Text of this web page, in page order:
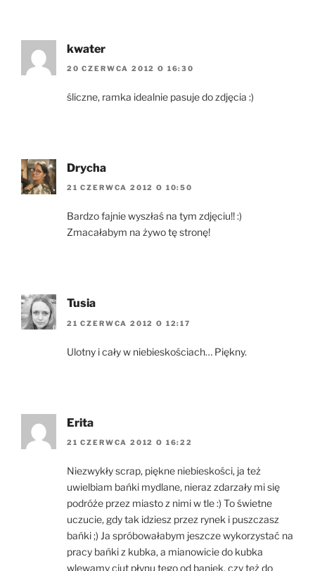
kwater
20 CZERWCA 2012 O 16:30
śliczne, ramka idealnie pasuje do zdjęcia :)
Drycha
21 CZERWCA 2012 O 10:50
Bardzo fajnie wyszłaś na tym zdjęciu!! :)
Zmacałabym na żywo tę stronę!
Tusia
21 CZERWCA 2012 O 12:17
Ulotny i cały w niebieskościach… Piękny.
Erita
21 CZERWCA 2012 O 16:22
Niezwykły scrap, piękne niebieskości, ja też
uwielbiam bańki mydlane, nieraz zdarzały mi się
podróże przez miasto z nimi w tle :) To świetne
uczucie, gdy tak idziesz przez rynek i puszczasz
bańki ;) Ja spróbowałabym jeszcze wykorzystać na
pracy bańki z kubka, a mianowicie do kubka
wlewamy ciut płynu tego od baniek, czy też do